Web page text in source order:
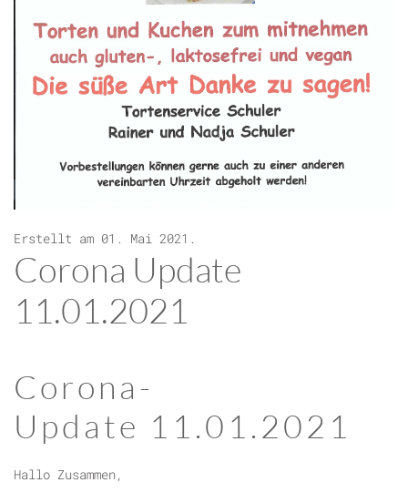
Erstellt am 01. Mai 2021 .
Corona Update
11.01.2021
Corona-
Update 11.01.2021
Hallo Zusammen,